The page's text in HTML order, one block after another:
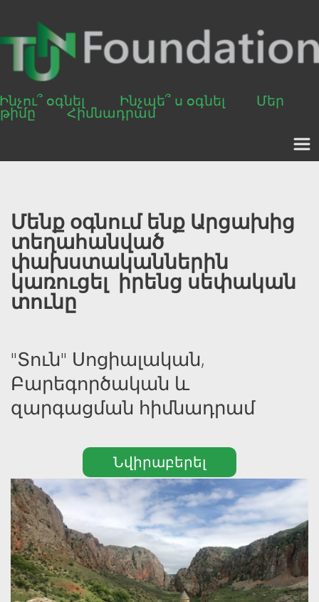
Ինչու՞ օգնել Ինչպե՞ ս օգնել Մեր
թիմը Հիմնադրամ
Մենք օգնում ենք Արցախից
տեղահանված
փախստականներին
կառուցել  իրենց սեփական
տունը
"Տուն" Սոցիալական,
Բարեգործական և
զարգացման հիմնադրամ
Նվիրաբերել